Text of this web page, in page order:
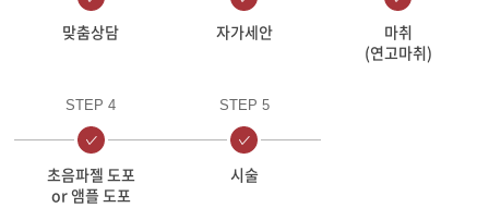
맞춤상담 자가세안
마취
(연고마취)
STEP 4
초음파젤 도포
or 앰플 도포
STEP 5
시술